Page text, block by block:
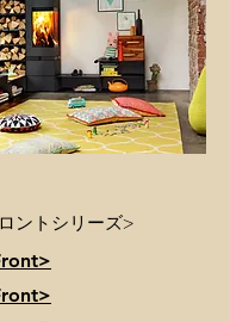
ントシリーズ>